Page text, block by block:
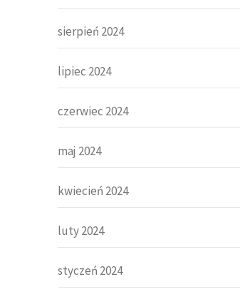
sierpień 2024
lipiec 2024
czerwiec 2024
maj 2024
kwiecień 2024
luty 2024
styczeń 2024